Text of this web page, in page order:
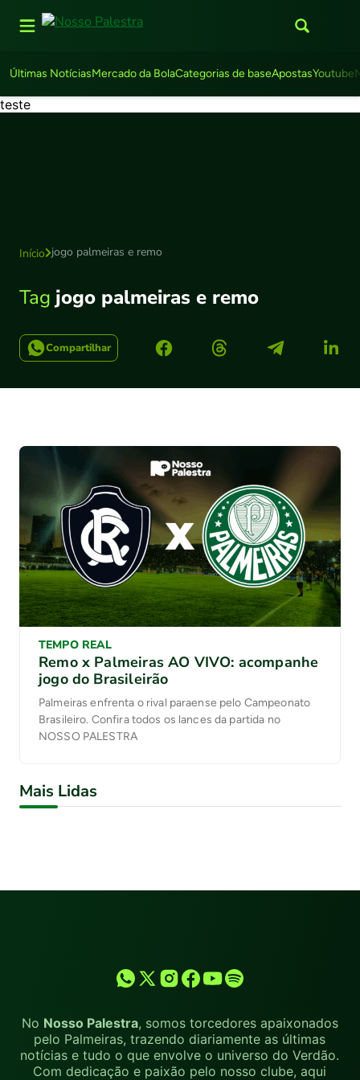
Últimas NotíciasMercado da BolaCategorias de baseApostasYoutube
teste
Início jogo palmeiras e remo
Tag jogo palmeiras e remo
Compartilhar
TEMPO REAL
Remo x Palmeiras AO VIVO: acompanhe
jogo do Brasileirão
Palmeiras enfrenta o rival paraense pelo Campeonato
Brasileiro. Confira todos os lances da partida no
NOSSO PALESTRA
Mais Lidas
No Nosso Palestra, somos torcedores apaixonados
pelo Palmeiras, trazendo diariamente as últimas
notícias e tudo o que envolve o universo do Verdão.
Com dedicação e paixão pelo nosso clube, aqui